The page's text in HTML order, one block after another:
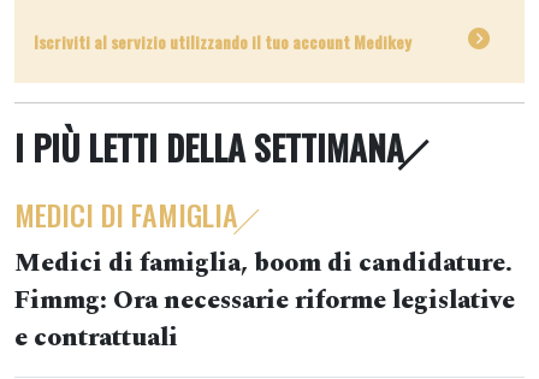
Iscriviti al servizio utilizzando il tuo account Medikey
I PIÙ LETTI DELLA SETTIMANA
MEDICI DI FAMIGLIA
Medici di famiglia, boom di candidature.
Fimmg: Ora necessarie riforme legislative
e contrattuali